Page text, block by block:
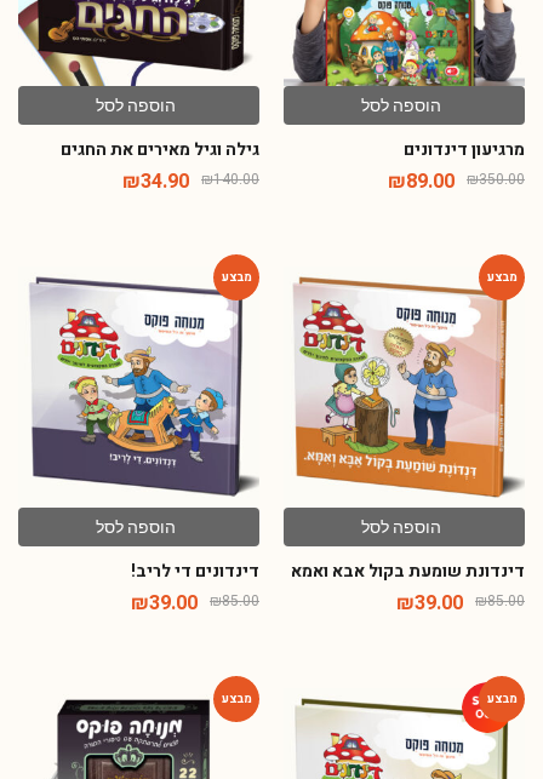
הוספה לסל
מרגיעון דינדונים
₪350.00
₪89.00
הוספה לסל
גילה וגיל מאירים את החגים
₪140.00
₪34.90
הוספה לסל
דינדונת שומעת בקול אבא ואמא
₪85.00
₪39.00
הוספה לסל
דינדונים די לריב!
₪85.00
₪39.00